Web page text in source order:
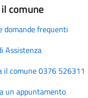
comune
domande frequenti
Assistenza
il comune 0376 526311
un appuntamento